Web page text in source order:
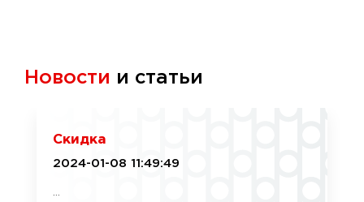
Новости и статьи
Скидка
2024-01-08 11:49:49